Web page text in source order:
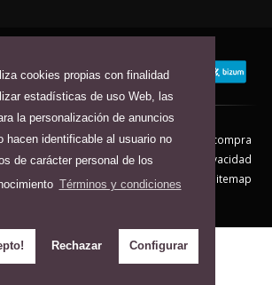
cookies propias con finalidad
estadísticas de uso Web, las
la personalización de anuncios
hacen identificable al usuario no
de carácter personal de los
Términos y condiciones
Rechazar Configurar
Aviso Legal
Condiciones de compra
Política de devolución
Política de Privacidad
Política de Cookies
Sitemap